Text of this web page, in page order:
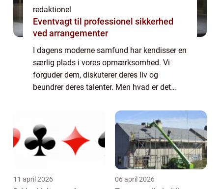
redaktionel
Eventvagt til professionel sikkerhed
ved arrangementer
I dagens moderne samfund har kendisser en
særlig plads i vores opmærksomhed. Vi
forguder dem, diskuterer deres liv og
beundrer deres talenter. Men hvad er det
fascinerende for os? Og hvordan har
fænomenet udvikl...
11 april 2026 06 april 2026